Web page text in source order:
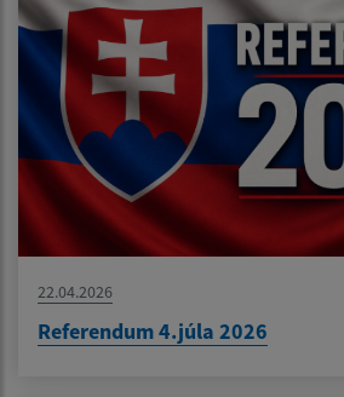
22.04.2026
Referendum 4.júla 2026